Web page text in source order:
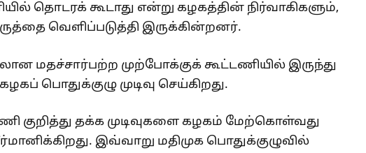
தொடரக் கூடாது என்று கழகத்தின் நிர்வாகிகளும்,
வெளிப்படுத்தி இருக்கின்றனர்.
மதச்சார்பற்ற முற்போக்குக் கூட்டணியில் இருந்து
பொதுக்குழு முடிவு செய்கிறது.
குறித்து தக்க முடிவுகளை கழகம் மேற்கொள்வது
இவ்வாறு மதிமுக பொதுக்குழுவில்